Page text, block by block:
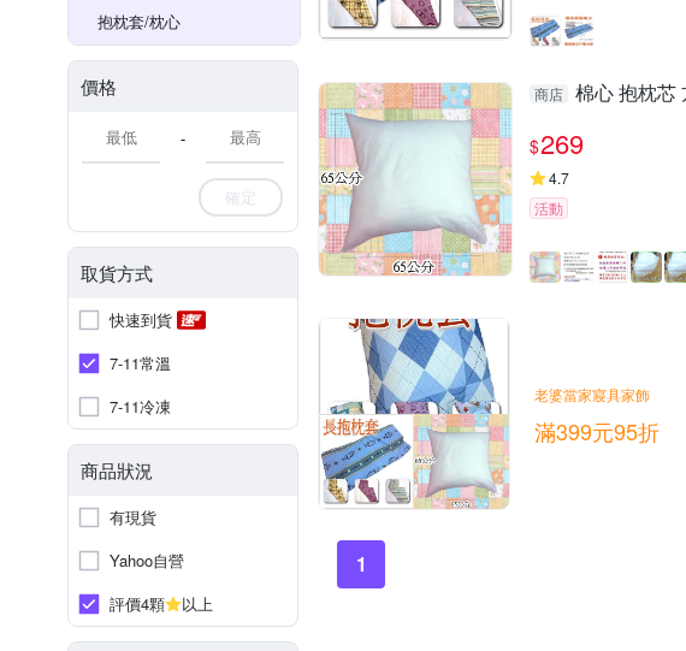
抱枕套/枕心
價格
-
確定
取貨方式
快速到貨
7-11常溫
7-11冷凍
商品狀況
有現貨
Yahoo自營
評價4顆
以上
商店 棉心 抱枕芯
$269
4.7
活動
老婆當家寢具家飾
滿399元95折
1